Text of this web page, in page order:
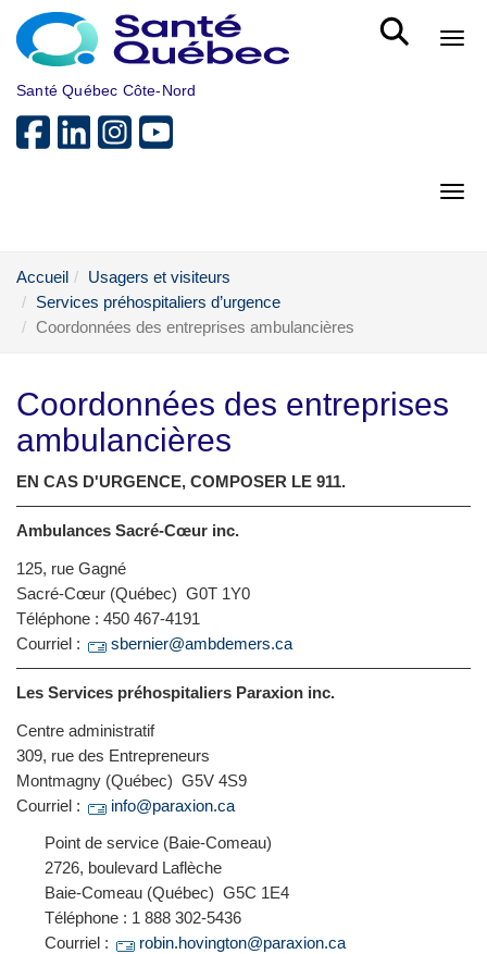
Aller au menu principal
Santé Québec Côte-Nord
Accueil
Usagers et visiteurs
Services préhospitaliers d’urgence
Coordonnées des entreprises ambulancières
Coordonnées des entreprises
ambulancières
EN CAS D'URGENCE, COMPOSER LE 911.
Ambulances Sacré-Cœur inc.
125, rue Gagné
Sacré-Cœur (Québec) G0T 1Y0
Téléphone : 450 467-4191
Courriel :
sbernier@ambdemers.ca
Les Services préhospitaliers Paraxion inc.
Centre administratif
309, rue des Entrepreneurs
Montmagny (Québec) G5V 4S9
Courriel :
info@paraxion.ca
Point de service (Baie-Comeau)
2726, boulevard Laflèche
Baie-Comeau (Québec) G5C 1E4
Téléphone : 1 888 302-5436
Courriel :
robin.hovington@paraxion.ca